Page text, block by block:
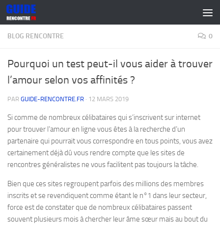
Skip to content
BLOG RENCONTRE 0
Pourquoi un test peut-il vous aider à trouver
l’amour selon vos affinités ?
PAR GUIDE-RENCONTRE.FR · 12 MARS 2019
Si comme de nombreux célibataires qui s’inscrivent sur internet
pour trouver l’amour en ligne vous êtes à la recherche d’un
partenaire qui pourrait vous correspondre en tous points, vous avez
certainement déjà dû vous rendre compte que les sites de
rencontres généralistes ne vous facilitent pas toujours la tâche.
Bien que ces sites regroupent parfois des millions des membres
inscrits et se revendiquent comme étant le n°1 dans leur secteur,
force est de constater que de nombreux célibataires passent
souvent plusieurs mois à chercher leur âme sœur mais au bout du